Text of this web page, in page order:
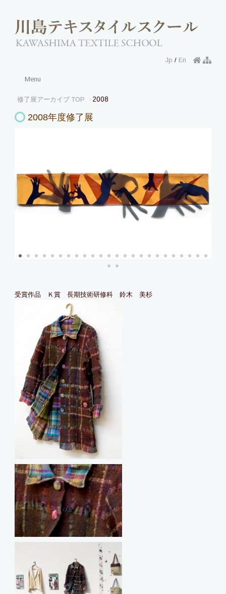
Jp / En
Menu
修了展アーカイブ TOP 2008
2008年度修了展
受賞作品 Ｋ賞 長期技術研修科 鈴木 美杉